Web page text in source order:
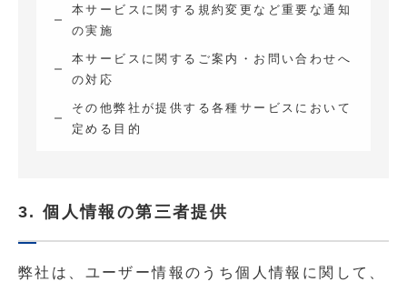
本サービスに関する規約変更など重要な通知
の実施
本サービスに関するご案内・お問い合わせへ
の対応
その他弊社が提供する各種サービスにおいて
定める目的
3. 個人情報の第三者提供
弊社は、ユーザー情報のうち個人情報に関して、